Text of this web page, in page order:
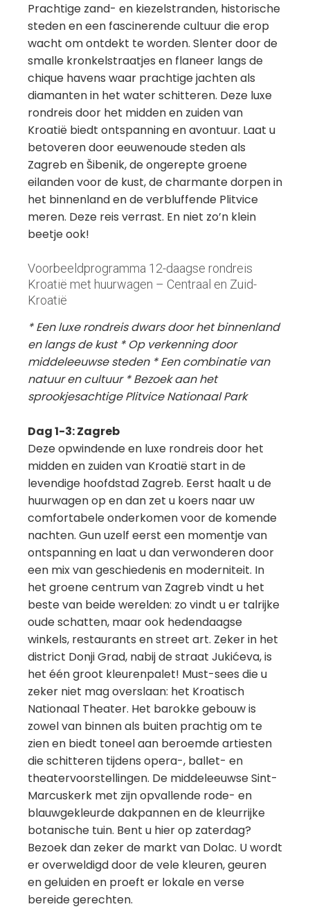
Prachtige zand- en kiezelstranden, historische
steden en een fascinerende cultuur die erop
wacht om ontdekt te worden. Slenter door de
smalle kronkelstraatjes en flaneer langs de
chique havens waar prachtige jachten als
diamanten in het water schitteren. Deze luxe
rondreis door het midden en zuiden van
Kroatië biedt ontspanning en avontuur. Laat u
betoveren door eeuwenoude steden als
Zagreb en Šibenik, de ongerepte groene
eilanden voor de kust, de charmante dorpen in
het binnenland en de verbluffende Plitvice
meren. Deze reis verrast. En niet zo’n klein
beetje ook!
Voorbeeldprogramma 12-daagse rondreis
Kroatië met huurwagen – Centraal en Zuid-
Kroatië
* Een luxe rondreis dwars door het binnenland
en langs de kust * Op verkenning door
middeleeuwse steden * Een combinatie van
natuur en cultuur * Bezoek aan het
sprookjesachtige Plitvice Nationaal Park
Dag 1-3: Zagreb
Deze opwindende en luxe rondreis door het
midden en zuiden van Kroatië start in de
levendige hoofdstad Zagreb. Eerst haalt u de
huurwagen op en dan zet u koers naar uw
comfortabele onderkomen voor de komende
nachten. Gun uzelf eerst een momentje van
ontspanning en laat u dan verwonderen door
een mix van geschiedenis en moderniteit. In
het groene centrum van Zagreb vindt u het
beste van beide werelden: zo vindt u er talrijke
oude schatten, maar ook hedendaagse
winkels, restaurants en street art. Zeker in het
district Donji Grad, nabij de straat Jukićeva, is
het één groot kleurenpalet! Must-sees die u
zeker niet mag overslaan: het Kroatisch
Nationaal Theater. Het barokke gebouw is
zowel van binnen als buiten prachtig om te
zien en biedt toneel aan beroemde artiesten
die schitteren tijdens opera-, ballet- en
theatervoorstellingen. De middeleeuwse Sint-
Marcuskerk met zijn opvallende rode- en
blauwgekleurde dakpannen en de kleurrijke
botanische tuin. Bent u hier op zaterdag?
Bezoek dan zeker de markt van Dolac. U wordt
er overweldigd door de vele kleuren, geuren
en geluiden en proeft er lokale en verse
bereide gerechten.